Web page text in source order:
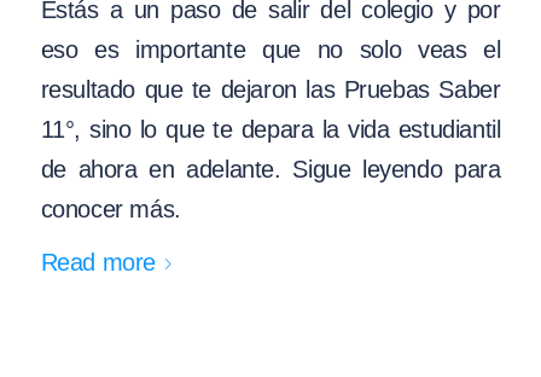
Estás a un paso de salir del colegio y por
eso es importante que no solo veas el
resultado que te dejaron las Pruebas Saber
11°, sino lo que te depara la vida estudiantil
de ahora en adelante. Sigue leyendo para
conocer más.
Read more